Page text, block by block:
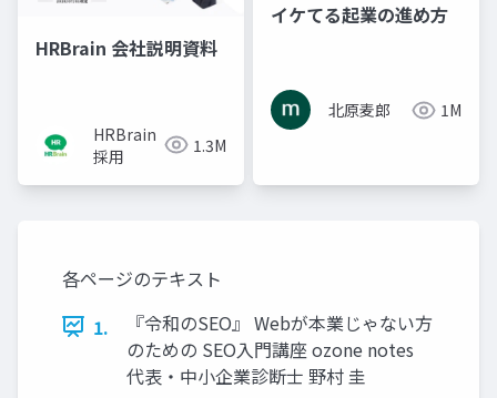
HRBrain 会社説明資料
HRBrain
採用
1.3M
イケてる起業の進め方
北原麦郎 1M
各ページのテキスト
1.
『令和のSEO』 Webが本業じゃない方
のための SEO入門講座 ozone notes
代表・中小企業診断士 野村 圭